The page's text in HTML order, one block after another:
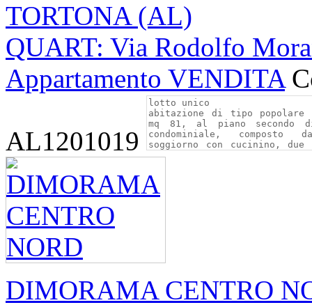
TORTONA (AL)
QUART: Via Rodolfo
Appartamento VENDITA
AL1201019
DIMORAMA CENTRO